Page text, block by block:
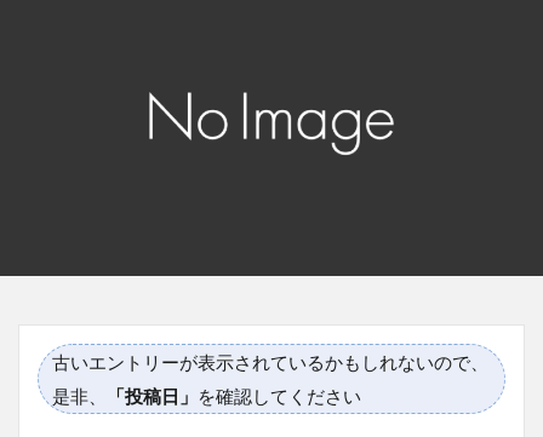
古いエントリーが表示されているかもしれないので、
是非、
「投稿日」 を確認してください